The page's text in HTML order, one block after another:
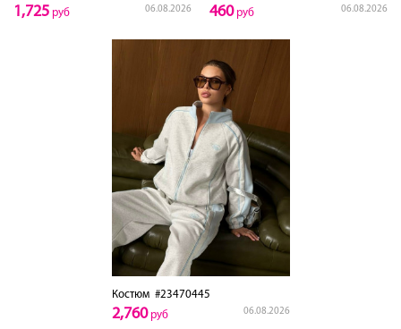
06.08.2026
1,725 руб 06.08.2026
460руб
Костюм#23470445
06.08.2026
2,760руб